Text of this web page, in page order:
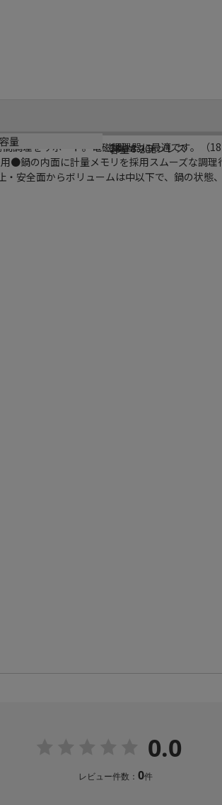
調理をサポート。電磁調理器に最適です。（
鍋の内面に計量メモリを採用スムーズな調理
安全面からボリュームは中以下で、鍋の状態
34cm
18－8ステンレス
量
容量：20L
0.0
レビュー件数： 0件